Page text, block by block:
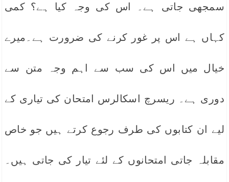
سمجھی جاتی ہے۔ اس کی وجہ کیا ہے؟ کمی
کہاں ہے اس پر غور کرنے کی ضرورت ہے۔میرے
خیال میں اس کی سب سے اہم وجہ متن سے
دوری ہے۔ ریسرچ اسکالرس امتحان کی تیاری کے
لیے ان کتابوں کی طرف رجوع کرتے ہیں جو خاص
مقابلہ جاتی امتحانوں کے لئے تیار کی جاتی ہیں۔